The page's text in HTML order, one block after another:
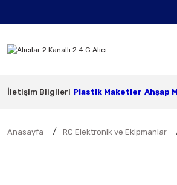
İletişim Bilgileri Plastik Maketler Ahşap
Anasayfa RC Elektronik ve Ekipmanlar